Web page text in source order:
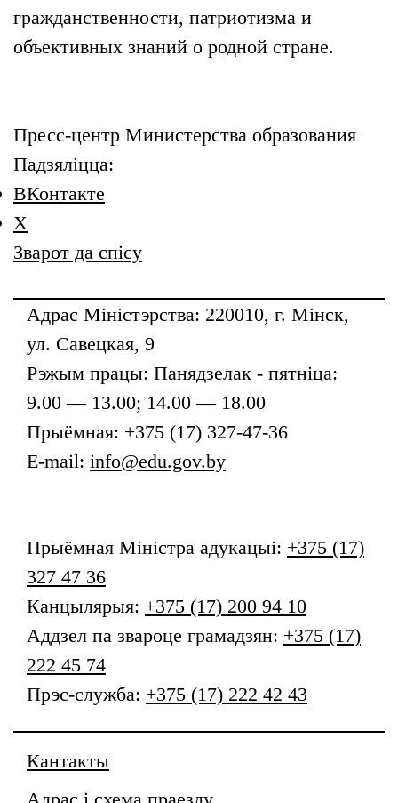
гражданственности, патриотизма и
объективных знаний о родной стране.
Пресс-центр Министерства образования
Падзяліцца:
ВКонтакте
X
Зварот да спісу
Адрас Міністэрства: 220010, г. Мінск,
ул. Савецкая, 9
Рэжым працы: Панядзелак - пятніца:
9.00 — 13.00; 14.00 — 18.00
Прыёмная: +375 (17) 327-47-36
E-mail: info@edu.gov.by
Прыёмная Міністра адукацыі: +375 (17)
327 47 36
Канцылярыя: +375 (17) 200 94 10
Аддзел па звароце грамадзян: +375 (17)
222 45 74
Прэс-служба: +375 (17) 222 42 43
Кантакты